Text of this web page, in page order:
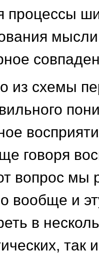
процессы
из схемы
говоря
вопрос мы
вообще и
в
так